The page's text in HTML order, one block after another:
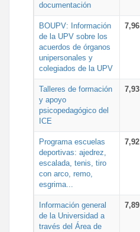
documentación
BOUPV: Información
de la UPV sobre los
acuerdos de órganos
unipersonales y
colegiados de la UPV
7,96
Talleres de formación
y apoyo
psicopedagógico del
ICE
7,93
Programa escuelas
deportivas: ajedrez,
escalada, tenis, tiro
con arco, remo,
esgrima...
7,92
Información general
de la Universidad a
través del Área de
7,89